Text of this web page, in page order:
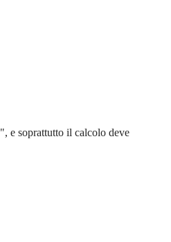
", e soprattutto il calcolo deve